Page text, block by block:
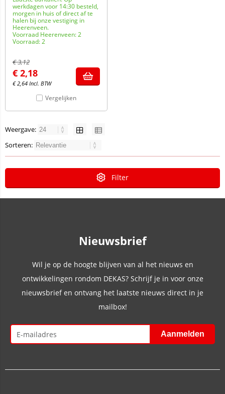
werkdagen voor 14:30 besteld,
morgen in huis of direct af te
halen bij onze vestiging in
Heerenveen.
Voorraad Heerenveen: 2
Voorraad: 2
€3,12
€ 2,18
€2,64 Incl. BTW
Vergelijken
Weergave:
Sorteren:
Filter
Nieuwsbrief
Wil je op de hoogte blijven van al het nieuws en
ontwikkelingen rondom DEKAS? Schrijf je in voor onze
nieuwsbrief en ontvang het laatste nieuws direct in je
mailbox!